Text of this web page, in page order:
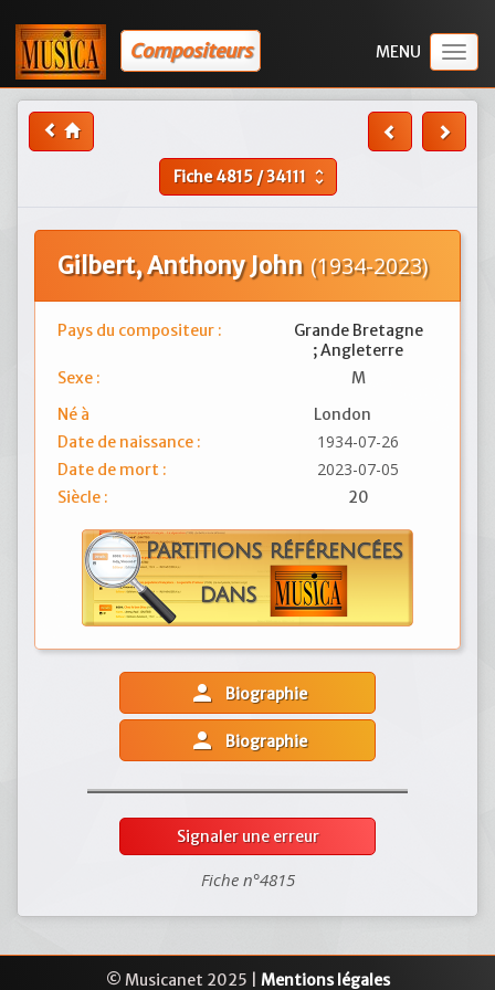
Compositeurs
Fiche4815/34111 unfold_more
Gilbert, Anthony John (1934-2023)
Pays du compositeur :
Grande Bretagne
; Angleterre
Sexe :
M
Né à
London
Date de naissance :
1934-07-26
Date de mort : 2023-07-05
Siècle : 20
person Biographie
person Biographie
Signaler une erreur
Fiche n°4815
© Musicanet 2025 | Mentions légales